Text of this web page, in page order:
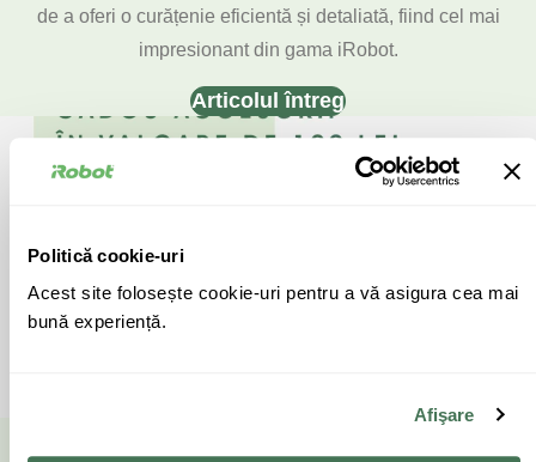
Politică cookie-uri
Acest site folosește cookie-uri pentru a vă asigura cea mai
bună experiență.
Afişare
de a oferi o curățenie eficientă și detaliată, fiind cel mai
impresionant din gama iRobot.
Articolul întreg